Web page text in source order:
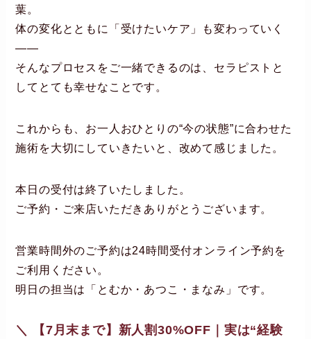
葉。
体の変化とともに「受けたいケア」も変わっていく
——
そんなプロセスをご一緒できるのは、セラピストと
してとても幸せなことです。
これからも、お一人おひとりの“今の状態”に合わせた
施術を大切にしていきたいと、改めて感じました。
本日の受付は終了いたしました。
ご予約・ご来店いただきありがとうございます。
営業時間外のご予約は24時間受付オンライン予約を
ご利用ください。
明日の担当は「とむか・あつこ・まなみ」です。
＼ 【7月末まで】新人割30%OFF｜実は“経験